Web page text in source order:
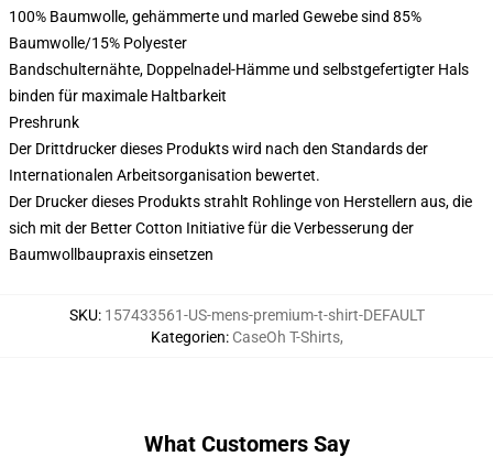
100% Baumwolle, gehämmerte und marled Gewebe sind 85%
Baumwolle/15% Polyester
Bandschulternähte, Doppelnadel-Hämme und selbstgefertigter Hals
binden für maximale Haltbarkeit
Preshrunk
Der Drittdrucker dieses Produkts wird nach den Standards der
Internationalen Arbeitsorganisation bewertet.
Der Drucker dieses Produkts strahlt Rohlinge von Herstellern aus, die
sich mit der Better Cotton Initiative für die Verbesserung der
Baumwollbaupraxis einsetzen
SKU: 157433561-US-mens-premium-t-shirt-DEFAULT
Kategorien: CaseOh T-Shirts,
What Customers Say